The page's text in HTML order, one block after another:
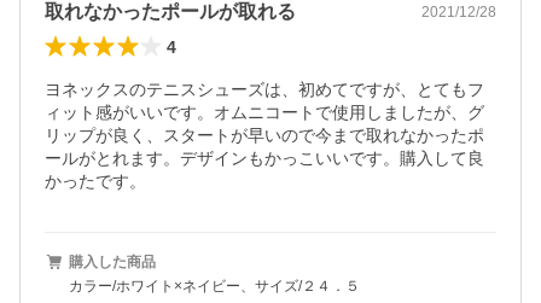
取れなかったポールが取れる 2021/12/28
4
ヨネックスのテニスシューズは、初めてですが、とてもフ
ィット感がいいです。オムニコートで使用しましたが、グ
リップが良く、スタートが早いので今まで取れなかったポ
ールがとれます。デザインもかっこいいです。購入して良
かったです。
購入した商品
カラー/ホワイト×ネイビー、サイズ/２４．５